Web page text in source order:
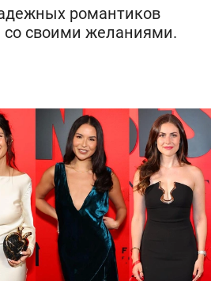
романтиков
со своими желаниями.